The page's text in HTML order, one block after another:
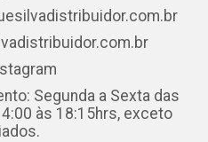
Segunda a Sexta das
às 18:15hrs, exceto